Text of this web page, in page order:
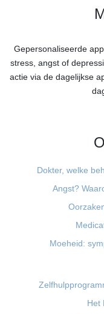
Gepersonaliseerde
stress, angst of
actie via de dagelijkse
Het
Dokter, welke
Angst?
Moeheid: